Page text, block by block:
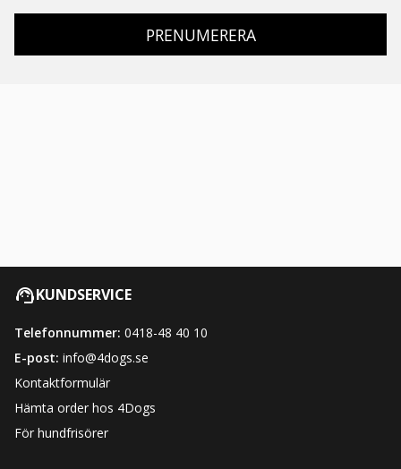
PRENUMERERA
KUNDSERVICE
Telefonnummer: 0418-48 40 10
E-post: info@4dogs.se
Kontaktformulär
Hämta order hos 4Dogs
För hundfrisörer